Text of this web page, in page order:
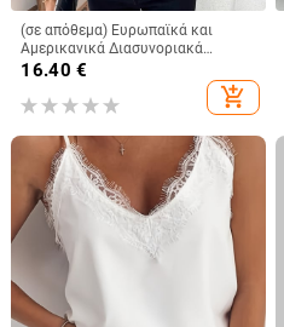
(σε απόθεμα) Ευρωπαϊκά και
Αμερικανικά Διασυνοριακά
Γυναικεία Ρούχα Amazon Νέο
Μοντέρνο Αμάνικο Μπλούζα
16.40 €
add_shopping_cart